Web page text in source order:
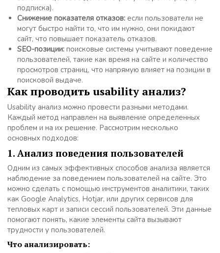
подписка).
Снижение показателя отказов: если пользователи не
могут быстро найти то, что им нужно, они покидают
сайт, что повышает показатель отказов.
SEO-позиции: поисковые системы учитывают поведение
пользователей, такие как время на сайте и количество
просмотров страниц, что напрямую влияет на позиции в
поисковой выдаче.
Как проводить usability анализ?
Usability анализ можно провести разными методами.
Каждый метод направлен на выявление определенных
проблем и на их решение. Рассмотрим несколько
основных подходов:
1. Анализ поведения пользователей
Одним из самых эффективных способов анализа является
наблюдение за поведением пользователей на сайте. Это
можно сделать с помощью инструментов аналитики, таких
как Google Analytics, Hotjar, или других сервисов для
тепловых карт и записи сессий пользователей. Эти данные
помогают понять, какие элементы сайта вызывают
трудности у пользователей.
Что анализировать: